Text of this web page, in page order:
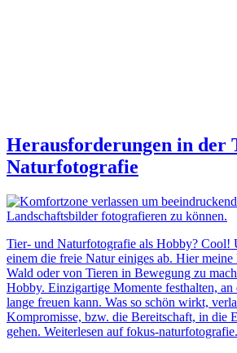
Herausforderungen in der
Naturfotografie
Tier- und Naturfotografie als Hobby? Cool!
einem die freie Natur einiges ab. Hier
Wald oder von Tieren in Bewegung zu
Hobby. Einzigartige Momente festhalten, an
lange freuen kann. Was so schön wirkt,
Kompromisse, bzw. die Bereitschaft, in die
gehen. Weiterlesen auf fokus-